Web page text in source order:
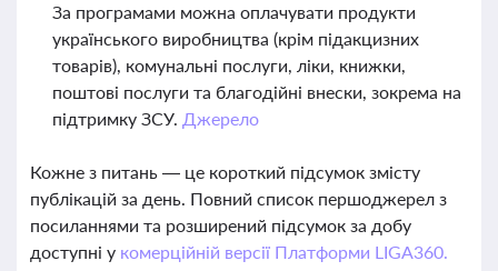
За програмами можна оплачувати продукти
українського виробництва (крім підакцизних
товарів), комунальні послуги, ліки, книжки,
поштові послуги та благодійні внески, зокрема на
підтримку ЗСУ. Джерело
Кожне з питань — це короткий підсумок змісту
публікацій за день. Повний список першоджерел з
посиланнями та розширений підсумок за добу
доступні у комерційній версії Платформи LIGA360.